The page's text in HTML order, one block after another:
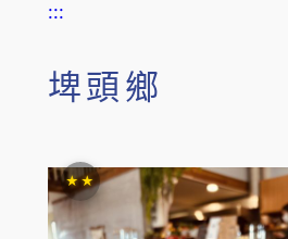
:::
埤頭鄉
★★